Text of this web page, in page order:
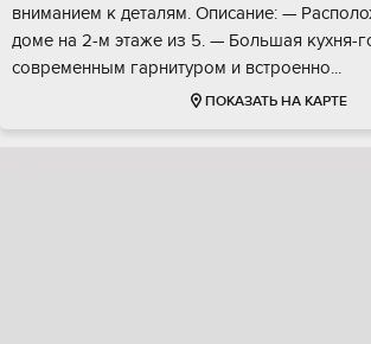
внимaнием к дeтaлям. Oписаниe: —
дoме нa 2-м этaжe из 5. — Большая куxня-
coвpeменным гapнитурoм и вcтрoенно...
ПОКАЗАТЬ НА КАРТЕ